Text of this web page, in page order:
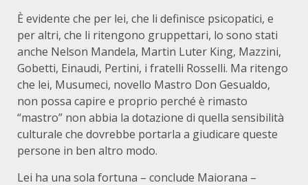
È evidente che per lei, che li definisce psicopatici, e
per altri, che li ritengono gruppettari, lo sono stati
anche Nelson Mandela, Martin Luter King, Mazzini,
Gobetti, Einaudi, Pertini, i fratelli Rosselli. Ma ritengo
che lei, Musumeci, novello Mastro Don Gesualdo,
non possa capire e proprio perché è rimasto
“mastro” non abbia la dotazione di quella sensibilità
culturale che dovrebbe portarla a giudicare queste
persone in ben altro modo.
Lei ha una sola fortuna – conclude Maiorana –